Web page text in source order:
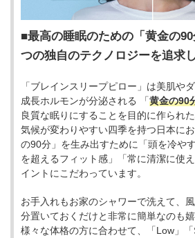
最高の睡眠のための「黄金の
つの独自のテクノロジーを追求
「ブレインスリープピロー」は美肌や
成長ホルモンが分泌される 「黄金の90
良質な眠りにすることを目的に作られ
気候が変わりやすい四季を持つ日本に
の90分」を生み出すために「頭を冷や
を超えるフィット感」「常に清潔に使
イントにこだわっています。
お手入れもお家のシャワーで洗えて、
分置いておくだけと非常に簡単なのも嬉
様々な体格の方に合わせて、「Low」「